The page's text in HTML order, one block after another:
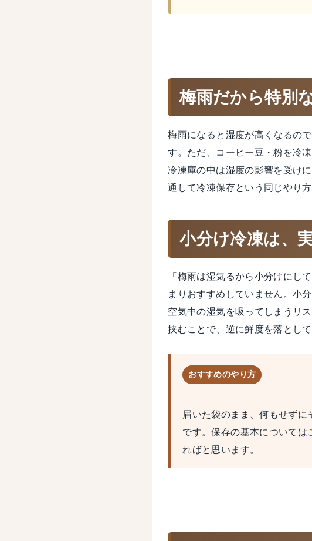
梅雨だから特別
梅雨になると湿度が高くなるの
す。ただ、コーヒー豆・粉を冷
冷凍庫の中は湿度の影響を受け
通して冷凍保存という同じやり
小分け冷凍は、
「梅雨は湿気るから小分けにし
まりおすすめしていません。小
空気中の湿気を吸ってしまうリ
挟むことで、逆に鮮度を落とし
おすすめのやり方
届いた袋のまま、何もせず
です。保存の基本については
ればと思います。